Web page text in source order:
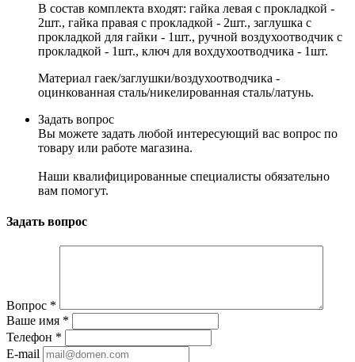
В состав комплекта входят: гайка левая с прокладкой -
2шт., гайка правая с прокладкой - 2шт., заглушка с
прокладкой для гайки - 1шт., ручной воздухоотводчик с
прокладкой - 1шт., ключ для вохдухоотводчика - 1шт.
Материал гаек/заглушки/воздухоотводчика -
оцинкованная сталь/никелированная сталь/латунь.
Задать вопрос
Вы можете задать любой интересующий вас вопрос по
товару или работе магазина.
Наши квалифицированные специалисты обязательно
вам помогут.
Задать вопрос
Вопрос *
Ваше имя *
Телефон *
E-mail